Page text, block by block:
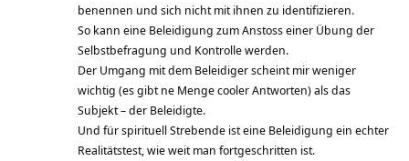
benennen und sich nicht mit ihnen zu identifizieren.
So kann eine Beleidigung zum Anstoss einer Übung der
Selbstbefragung und Kontrolle werden.
Der Umgang mit dem Beleidiger scheint mir weniger
wichtig (es gibt ne Menge cooler Antworten) als das
Subjekt – der Beleidigte.
Und für spirituell Strebende ist eine Beleidigung ein echter
Realitätstest, wie weit man fortgeschritten ist.